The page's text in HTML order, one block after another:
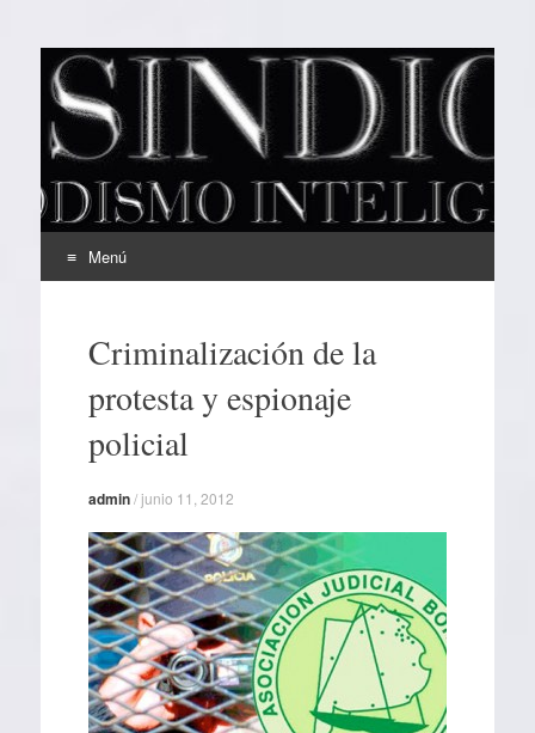
EL SINDICAL
Periodismo Inteligente
Menú
contenidoCriminalización de la
protesta y espionaje
policial
admin/junio 11, 2012